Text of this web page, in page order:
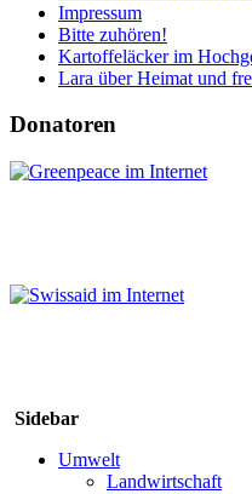
Impressum
Bitte zuhören!
Kartoffeläcker im
Lara über Heimat und
Donatoren
Sidebar
Umwelt
Landwirtschaft